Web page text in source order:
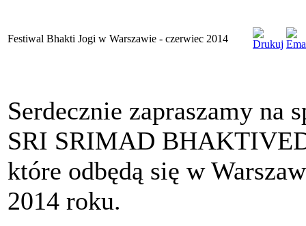
Festiwal Bhakti Jogi w Warszawie - czerwiec 2014
Serdecznie zapraszamy na
SRI SRIMAD
które odbędą się w
2014 roku.